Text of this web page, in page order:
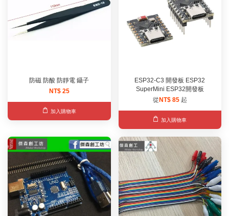
防磁 防酸 防靜電 鑷子
NT$ 25
加入購物車
ESP32-C3 開發板 ESP32
SuperMini ESP32開發板
從 NT$ 85 起
加入購物車